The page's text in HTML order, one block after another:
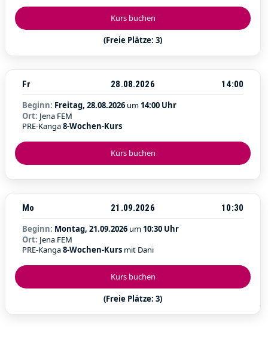
Kurs buchen
(Freie Plätze: 3)
Kurs buchen
Fr 28.08.2026
14:00
Beginn: Freitag, 28.08.2026 um 14:00 Uhr
Ort: Jena FEM
PRE-Kanga8-Wochen-Kurs
Kurs buchen
(Freie Plätze: 3)
Mo 21.09.2026
10:30
Beginn: Montag, 21.09.2026 um 10:30 Uhr
Ort: Jena FEM
PRE-Kanga8-Wochen-Kurs mit Dani